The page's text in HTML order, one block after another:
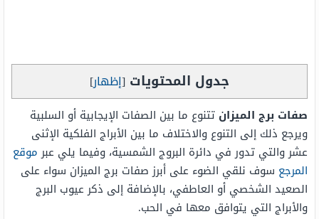
جدول المحتويات [إظهار]
صفات برج الميزان تتنوع ما بين الصفات الإيجابية أو السلبية
ويرجع ذلك إلى التنوع والاختلاف ما بين الأبراج الفلكية الإثنى
عشر والتي تدور في دائرة البروج الشمسية، وفيما يلي عبرموقع
المرجع سوف نلقي الضوء على أبرز صفات برج الميزان سواء على
الصعيد الشخصي أو العاطفي، بالإضافة إلى ذكر عيوب البرج
والأبراج التي يتوافق معها في الحب.